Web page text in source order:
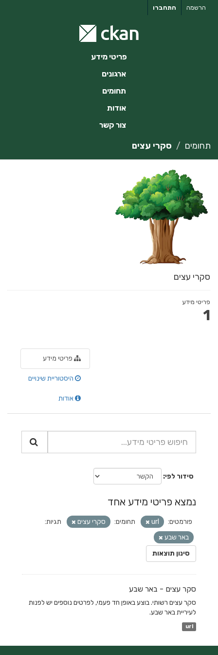
התחברו הרשמה
פריטי מידע
ארגונים
תחומים
אודות
צור קשר
תחומים סקרי עצים
סקרי עצים
פריטי מידע
1
פריטי מידע
היסטוריית שינויים
אודות
סידור לפי
נמצא פריטי מידע אחד
פורמטים: url תחומים: סקרי עצים
תגיות:
באר שבע
סינון תוצאות
סקר עצים - באר שבע
סקר עצים רשותי. בוצע באופן חד פעמי, לפרטים נוספים יש לפנות
לעיריית באר שבע.
url